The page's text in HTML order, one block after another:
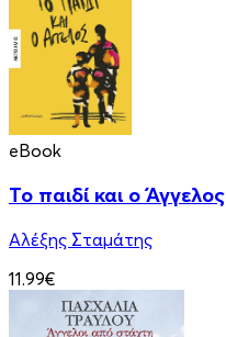
eBook
Το παιδί και ο Άγγελος
Αλέξης Σταμάτης
11.99€